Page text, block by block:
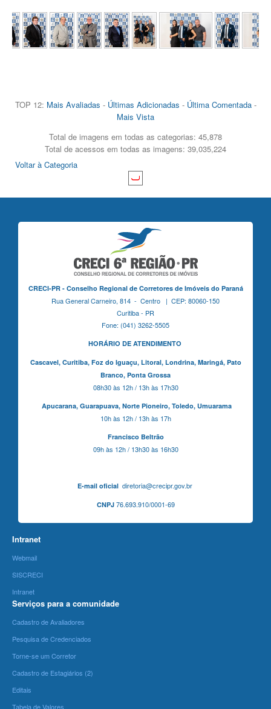
TOP 12: Mais Avaliadas - Últimas Adicionadas - Última Comentada-
Mais Vista
Total de imagens em todas as categorias: 45,878
Total de acessos em todas as imagens: 39,035,224
Voltar à Categoria
CRECI-PR - Conselho Regional de Corretores de Imóveis do Paraná
Rua General Carneiro, 814 - Centro | CEP: 80060-150
Curitiba - PR
Fone: (041) 3262-5505
HORÁRIO DE ATENDIMENTO
Cascavel, Curitiba,Foz do Iguaçu, Litoral, Londrina, Maringá, Pato
Branco, Ponta Grossa
08h30 às 12h / 13h às 17h30
Apucarana, Guarapuava, Norte Pioneiro, Toledo, Umuarama
10h às 12h / 13h às 17h
Francisco Beltrão
09h às 12h / 13h30 às 16h30
E-mail oficialdiretoria@crecipr.gov.br
CNPJ76.693.910/0001-69
Intranet
Webmail
SISCRECI
Intranet
Serviços para a comunidade
Cadastro de Avaliadores
Pesquisa de Credenciados
Torne-se um Corretor
Cadastro de Estagiários (2)
Editais
Tabela de Valores